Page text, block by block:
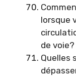
lorsque
de voie?
Quelles